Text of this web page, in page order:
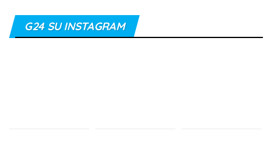
G24 SU INSTAGRAM